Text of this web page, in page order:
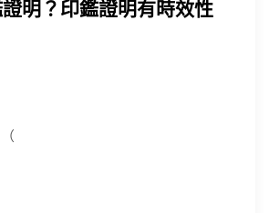
明？印鑑證明有時效性